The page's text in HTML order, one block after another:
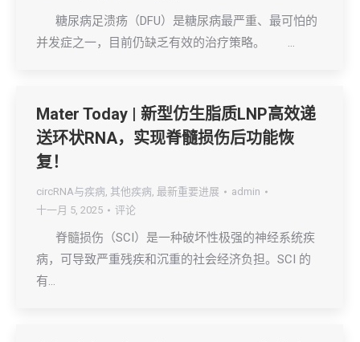
糖尿病足溃疡（DFU）是糖尿病最严重、最可怕的
并发症之一，目前仍缺乏有效的治疗策略。 …
Mater Today | 新型仿生脂质LNP高效递
送环状RNA，实现脊髓损伤后功能恢
复！
circRNA与疾病, 其他疾病, 最新重要进展
admin
十一月 5, 2025
评论
脊髓损伤（SCI）是一种破坏性极强的神经系统疾
病，可导致严重残疾和沉重的社会经济负担。SCI 的
有…